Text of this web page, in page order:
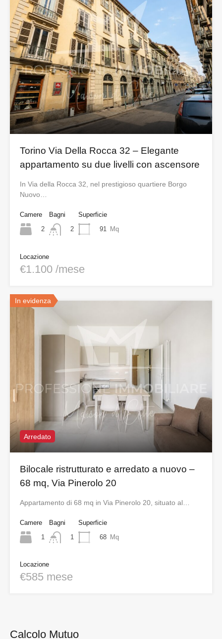
Torino Via Della Rocca 32 – Elegante
appartamento su due livelli con ascensore
In Via della Rocca 32, nel prestigioso quartiere Borgo
Nuovo…
Camere
2
Bagni
2
Superficie
91 Mq
Locazione
€1.100 /mese
In evidenza
Arredato
Bilocale ristrutturato e arredato a nuovo –
68 mq, Via Pinerolo 20
Appartamento di 68 mq in Via Pinerolo 20, situato al…
Camere
1
Bagni
1
Superficie
68 Mq
Locazione
€585 mese
Calcolo Mutuo